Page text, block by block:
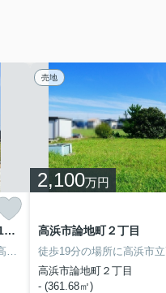
高浜市神明町第３ 新築分譲 ＜1号棟＞
◎5LDK物件です！！
売地
2,100万円
高浜市論地町２丁目
高浜市論地町２丁目
- (361.68㎡)